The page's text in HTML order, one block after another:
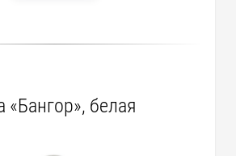
«Бангор», белая